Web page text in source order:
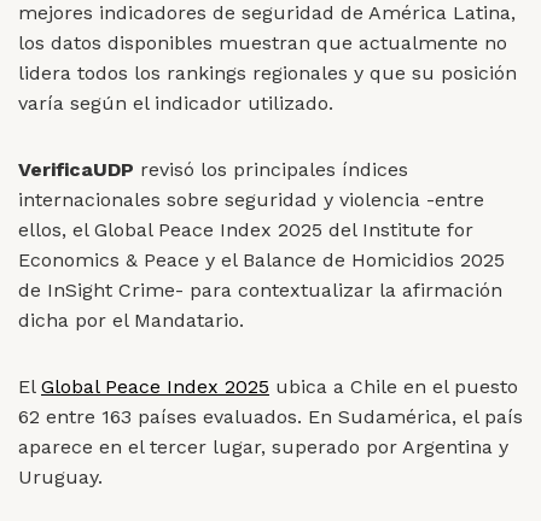
mejores indicadores de seguridad de América Latina,
los datos disponibles muestran que actualmente no
lidera todos los rankings regionales y que su posición
varía según el indicador utilizado.
VerificaUDP revisó los principales índices
internacionales sobre seguridad y violencia -entre
ellos, el Global Peace Index 2025 del Institute for
Economics & Peace y el Balance de Homicidios 2025
de InSight Crime- para contextualizar la afirmación
dicha por el Mandatario.
El Global Peace Index 2025 ubica a Chile en el puesto
62 entre 163 países evaluados. En Sudamérica, el país
aparece en el tercer lugar, superado por Argentina y
Uruguay.